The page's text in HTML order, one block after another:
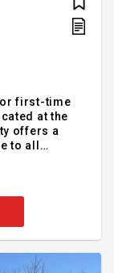
first-time
at the
offers a
to all
in a
limited